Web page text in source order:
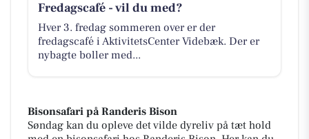
Fredagscafé - vil du med?
Hver 3. fredag sommeren over er der
fredagscafé i AktivitetsCenter Videbæk. Der er
nybagte boller med...
Bisonsafari på Randeris Bison
Søndag kan du opleve det vilde dyreliv på tæt hold